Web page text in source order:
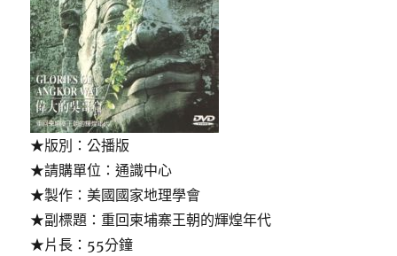
★版別：公播版
★請購單位：通識中心
★製作：美國國家地理學會
★副標題：重回柬埔寨王朝的輝煌年代
★片長：55分鐘